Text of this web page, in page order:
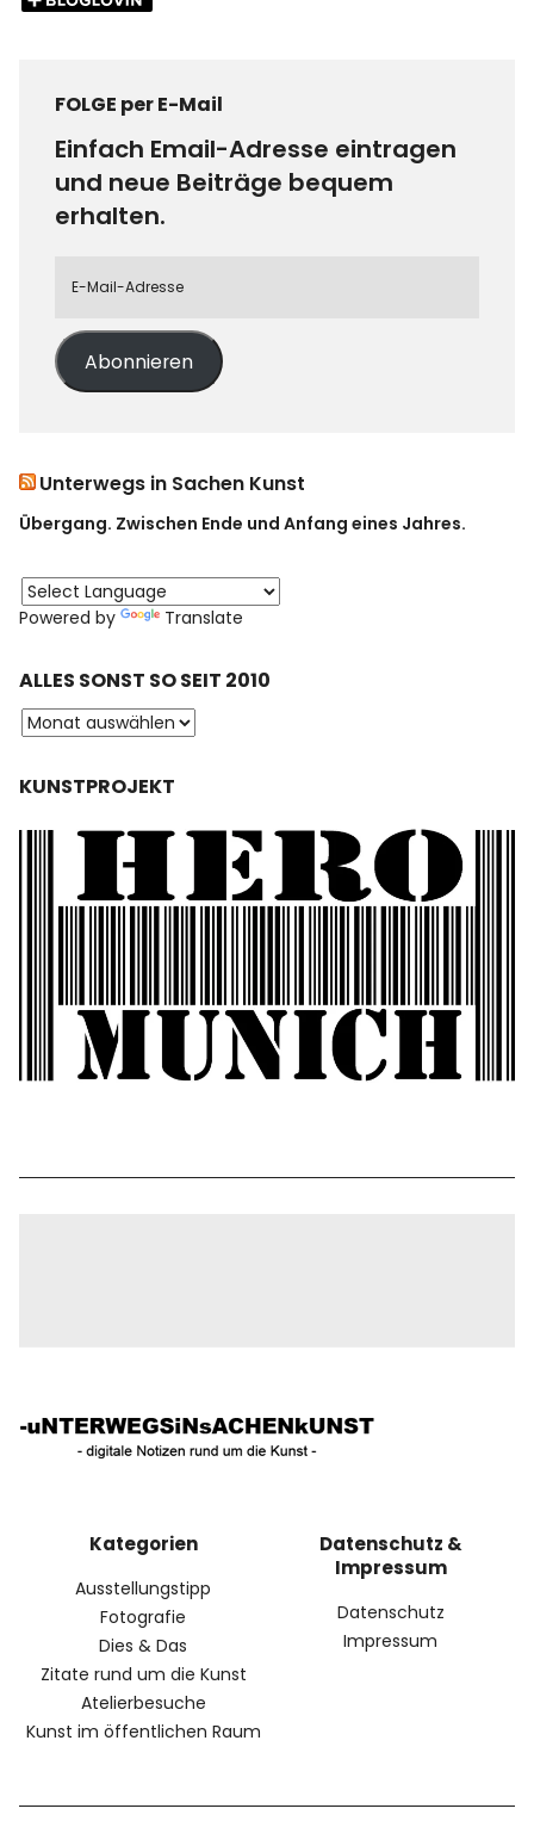
FOLGE per E-Mail
Einfach Email-Adresse eintragen
und neue Beiträge bequem
erhalten.
Abonnieren
Unterwegs in Sachen Kunst
Übergang. Zwischen Ende und Anfang eines Jahres.
Powered by Translate
ALLES SONST SO SEIT 2010
KUNSTPROJEKT
Kategorien
Ausstellungstipp
Fotografie
Dies & Das
Zitate rund um die Kunst
Atelierbesuche
Kunst im öffentlichen Raum
Datenschutz &
Impressum
Datenschutz
Impressum